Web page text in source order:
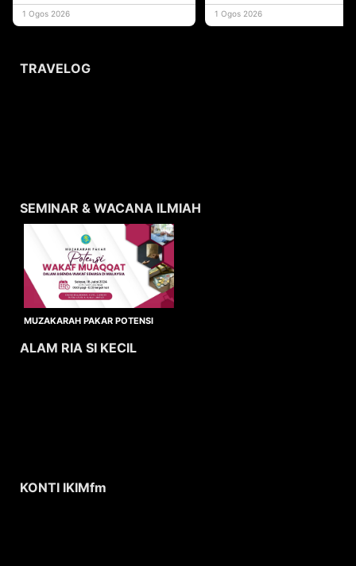
yang memberi ma
1 Ogos 2026
1 Ogos 2026
TRAVELOG
SEMINAR & WACANA ILMIAH
MUZAKARAH PAKAR POTENSI
ALAM RIA SI KECIL
KONTI IKIMfm